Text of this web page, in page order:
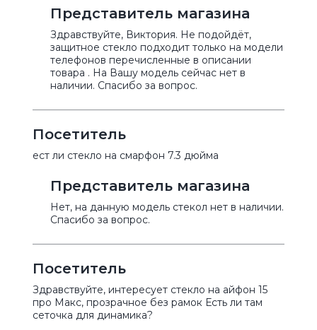
Представитель магазина
Здравствуйте, Виктория. Не подойдёт,
защитное стекло подходит только на модели
телефонов перечисленные в описании
товара . На Вашу модель сейчас нет в
наличии. Спасибо за вопрос.
Посетитель
ест ли стекло на смарфон 7.3 дюйма
Представитель магазина
Нет, на данную модель стекол нет в наличии.
Спасибо за вопрос.
Посетитель
Здравствуйте, интересует стекло на айфон 15
про Макс, прозрачное без рамок Есть ли там
сеточка для динамика?